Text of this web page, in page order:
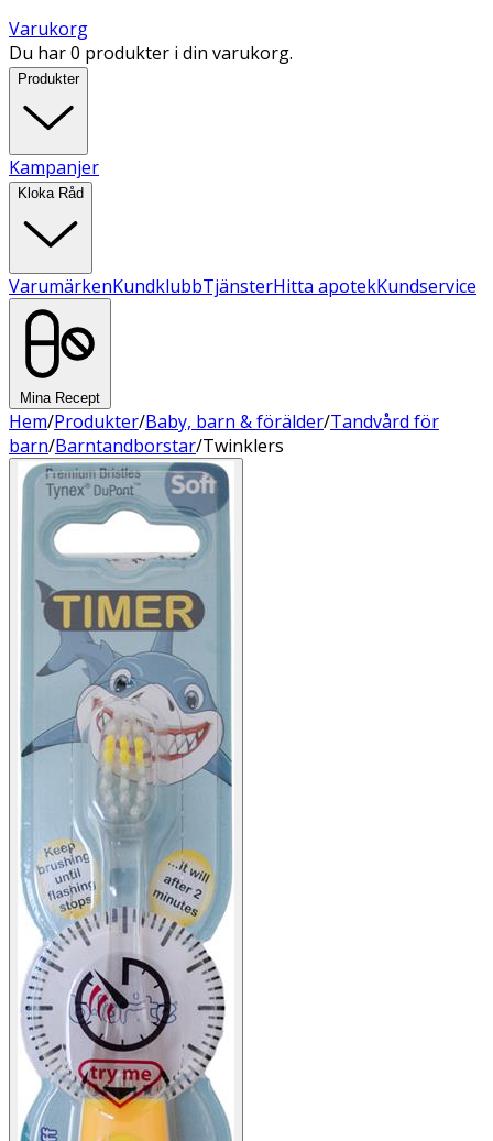
Varukorg
Du har 0 produkter i din varukorg.
Produkter
Kampanjer
Kloka Råd
VarumärkenKundklubbTjänsterHitta apotekKundservice
Mina Recept
Hem/Produkter/Baby, barn & förälder/Tandvård för
barn/Barntandborstar/Twinklers